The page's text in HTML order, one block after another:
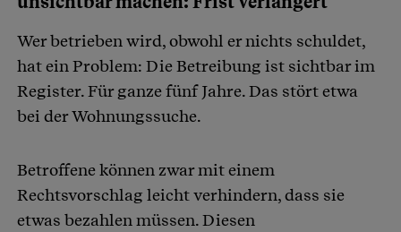
Wer betrieben wird, obwohl er nichts schuldet,
hat ein Problem: Die Betreibung ist sichtbar im
Register. Für ganze fünf Jahre. Das stört etwa
bei der Wohnungssuche.
Betroffene können zwar mit einem
Rechtsvorschlag leicht verhindern, dass sie
etwas bezahlen müssen. Diesen